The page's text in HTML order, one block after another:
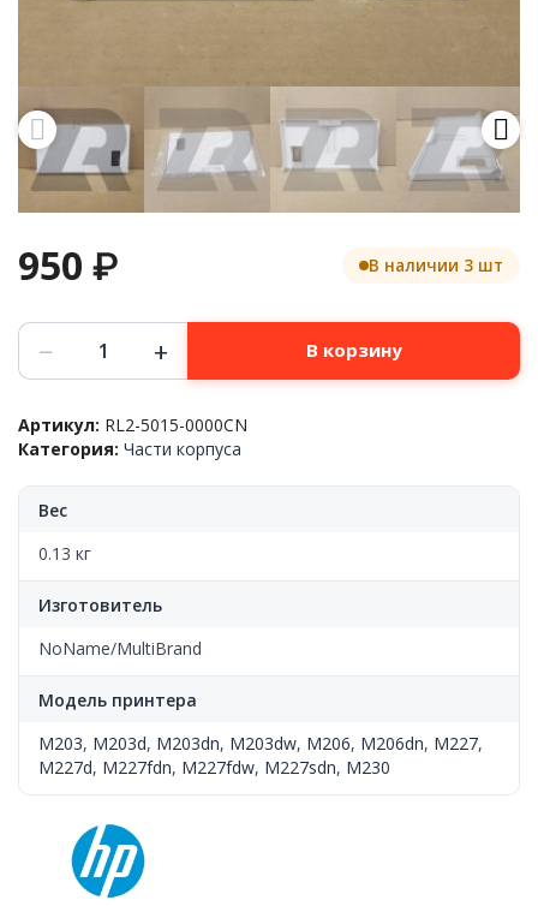
950 ₽ В наличии 3 шт
Количество
товара
Входной
крышка
передняя,
HP™
M203/M206/M227/M230
RL2-
000CN,
CN
(No
− + В корзину
Артикул: RL2-5015-0000CN
Категория: Части корпуса
Вес
0.13 кг
Изготовитель
NoName/MultiBrand
Модель принтера
M203, M203d, M203dn, M203dw, M206, M206dn, M227,
M227d, M227fdn, M227fdw, M227sdn, M230